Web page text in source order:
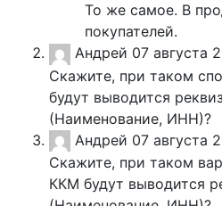
То же самое. В
покупателей.
Андрей 07 августа
Скажите, при таком
будут выводится
(Наименование, ИНН)?
Андрей 07 августа
Скажите, при таком
ККМ будут выводится